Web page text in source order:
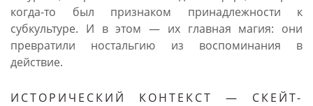
когда-то был признаком принадлежности к
субкультуре. И в этом — их главная магия: они
превратили ностальгию из воспоминания в
действие.
ИСТОРИЧЕСКИЙ КОНТЕКСТ — СКЕЙТ-